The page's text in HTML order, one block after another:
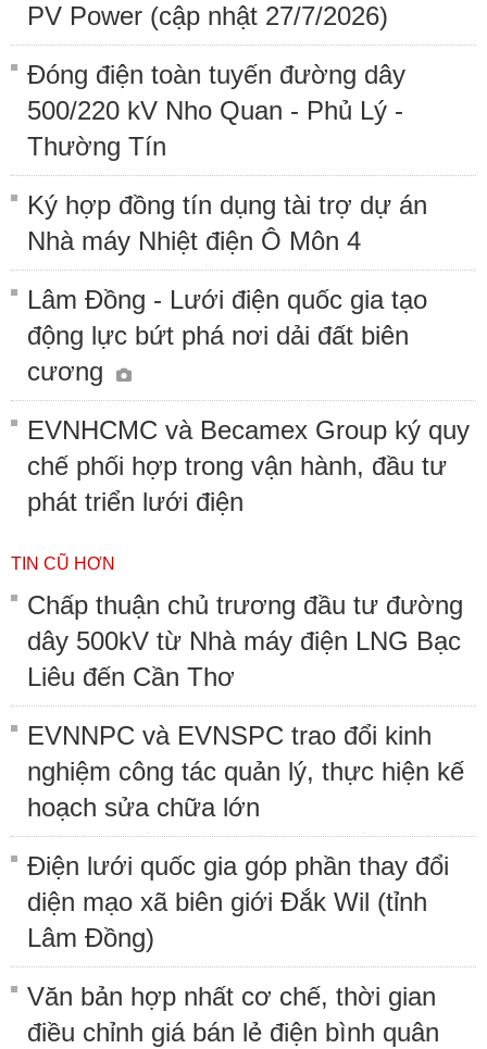
PV Power (cập nhật 27/7/2026)
Đóng điện toàn tuyến đường dây
500/220 kV Nho Quan - Phủ Lý -
Thường Tín
Ký hợp đồng tín dụng tài trợ dự án
Nhà máy Nhiệt điện Ô Môn 4
Lâm Đồng - Lưới điện quốc gia tạo
động lực bứt phá nơi dải đất biên
cương
EVNHCMC và Becamex Group ký quy
chế phối hợp trong vận hành, đầu tư
phát triển lưới điện
TIN CŨ HƠN
Chấp thuận chủ trương đầu tư đường
dây 500kV từ Nhà máy điện LNG Bạc
Liêu đến Cần Thơ
EVNNPC và EVNSPC trao đổi kinh
nghiệm công tác quản lý, thực hiện kế
hoạch sửa chữa lớn
Điện lưới quốc gia góp phần thay đổi
diện mạo xã biên giới Đắk Wil (tỉnh
Lâm Đồng)
Văn bản hợp nhất cơ chế, thời gian
điều chỉnh giá bán lẻ điện bình quân